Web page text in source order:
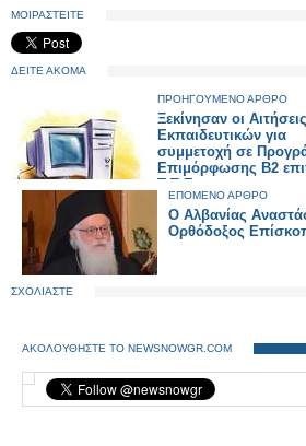
ΜΟΙΡΑΣΤΕΙΤΕ
ΔΕΙΤΕ ΑΚΟΜΑ
ΠΡΟΗΓΟΥΜΕΝΟ ΑΡΘΡΟ
Ξεκίνησαν οι Αιτήσεις
Εκπαιδευτικών για
συμμετοχή σε
Επιμόρφωσης Β2
Τ.Π.Ε.
ΕΠΟΜΕΝΟ ΑΡΘΡΟ
Ο Αλβανίας
Ορθόδοξος
ΣΧΟΛΙΑΣΤΕ
ΑΚΟΛΟΥΘΗΣΤΕ ΤΟ NEWSNOWGR.COM